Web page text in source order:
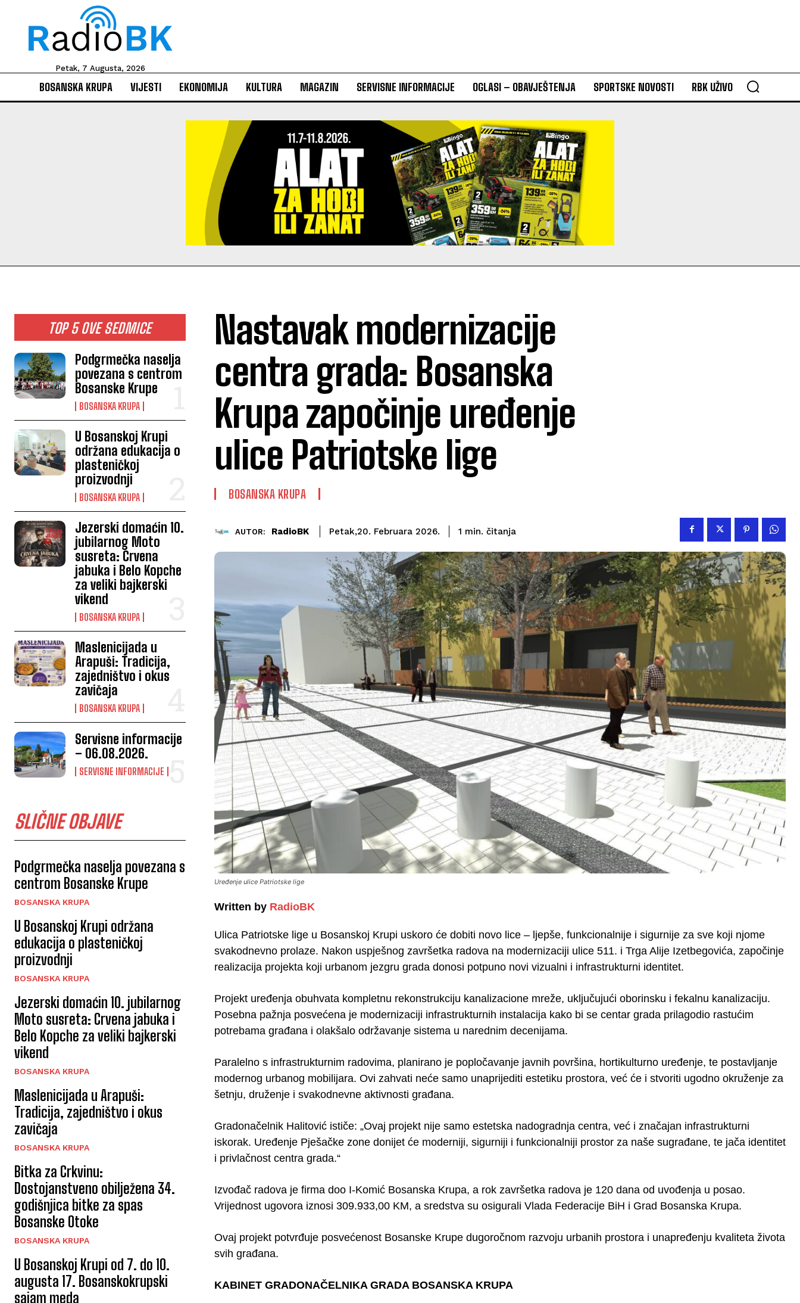
Petak, 7 Augusta, 2026
BOSANSKA KRUPA VIJESTI EKONOMIJA KULTURA MAGAZIN SERVISNE INFORMACIJE OGLASI – OBAVJEŠTENJA SPORTSKE NOVOSTI RBK UŽIVO
TOP 5 OVE SEDMICE
Podgrmečka naselja
povezana s centrom
Bosanske Krupe
BOSANSKA KRUPA
U Bosanskoj Krupi
održana edukacija o
plasteničkoj
proizvodnji
BOSANSKA KRUPA
Jezerski domaćin 10.
jubilarnog Moto
susreta: Crvena
jabuka i Belo Kopche
za veliki bajkerski
vikend
BOSANSKA KRUPA
Maslenicijada u
Arapuši: Tradicija,
zajedništvo i okus
zavičaja
BOSANSKA KRUPA
Servisne informacije
– 06.08.2026.
SERVISNE INFORMACIJE
SLIČNE OBJAVE
Podgrmečka naselja povezana s
centrom Bosanske Krupe
BOSANSKA KRUPA
U Bosanskoj Krupi održana
edukacija o plasteničkoj
proizvodnji
BOSANSKA KRUPA
Jezerski domaćin 10. jubilarnog
Moto susreta: Crvena jabuka i
Belo Kopche za veliki bajkerski
vikend
BOSANSKA KRUPA
Maslenicijada u Arapuši:
Tradicija, zajedništvo i okus
zavičaja
BOSANSKA KRUPA
Bitka za Crkvinu:
Dostojanstveno obilježena 34.
godišnjica bitke za spas
Bosanske Otoke
BOSANSKA KRUPA
U Bosanskoj Krupi od 7. do 10.
augusta 17. Bosanskokrupski
sajam meda
Nastavak modernizacije
centra grada: Bosanska
Krupa započinje uređenje
ulice Patriotske lige
BOSANSKA KRUPA
AUTOR: RadioBK Petak,20. Februara 2026. 1 min. čitanja
Uređenje ulice Patriotske lige
Written by RadioBK
Ulica Patriotske lige u Bosanskoj Krupi uskoro će dobiti novo lice – ljepše, funkcionalnije i sigurnije za sve koji njome
svakodnevno prolaze. Nakon uspješnog završetka radova na modernizaciji ulice 511. i Trga Alije Izetbegovića, započinje
realizacija projekta koji urbanom jezgru grada donosi potpuno novi vizualni i infrastrukturni identitet.
Projekt uređenja obuhvata kompletnu rekonstrukciju kanalizacione mreže, uključujući oborinsku i fekalnu kanalizaciju.
Posebna pažnja posvećena je modernizaciji infrastrukturnih instalacija kako bi se centar grada prilagodio rastućim
potrebama građana i olakšalo održavanje sistema u narednim decenijama.
Paralelno s infrastrukturnim radovima, planirano je popločavanje javnih površina, hortikulturno uređenje, te postavljanje
modernog urbanog mobilijara. Ovi zahvati neće samo unaprijediti estetiku prostora, već će i stvoriti ugodno okruženje za
šetnju, druženje i svakodnevne aktivnosti građana.
Gradonačelnik Halitović ističe: „Ovaj projekt nije samo estetska nadogradnja centra, već i značajan infrastrukturni
iskorak. Uređenje Pješačke zone donijet će moderniji, sigurniji i funkcionalniji prostor za naše sugrađane, te jača identitet
i privlačnost centra grada.“
Izvođač radova je firma doo I-Komić Bosanska Krupa, a rok završetka radova je 120 dana od uvođenja u posao.
Vrijednost ugovora iznosi 309.933,00 KM, a sredstva su osigurali Vlada Federacije BiH i Grad Bosanska Krupa.
Ovaj projekt potvrđuje posvećenost Bosanske Krupe dugoročnom razvoju urbanih prostora i unapređenju kvaliteta života
svih građana.
KABINET GRADONAČELNIKA GRADA BOSANSKA KRUPA